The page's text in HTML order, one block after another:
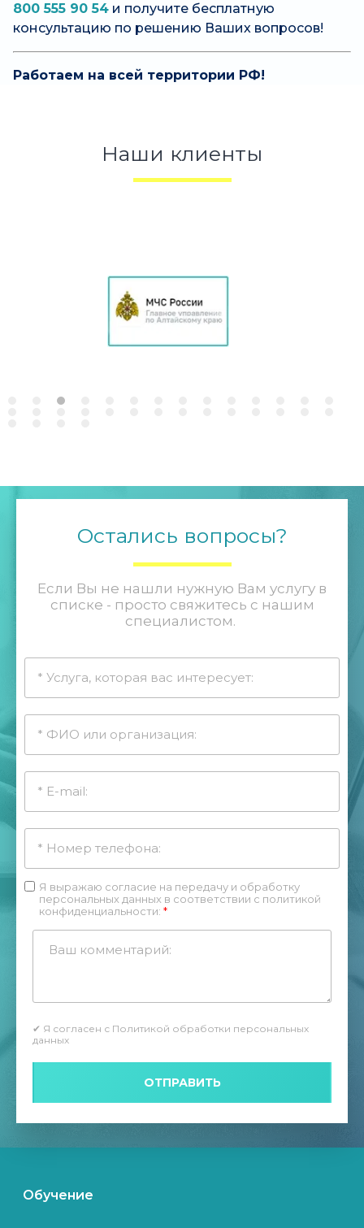
800 555 90 54 и получите бесплатную
консультацию по решению Ваших вопросов!
Работаем на всей территории РФ!
Наши клиенты
Остались вопросы?
Если Вы не нашли нужную Вам услугу в
списке - просто свяжитесь с нашим
специалистом.
Я выражаю согласие на передачу и обработку
персональных данных в соответствии с политикой
конфиденциальности: *
✔ Я согласен с Политикой обработки персональных
данных
ОТПРАВИТЬ
Обучение